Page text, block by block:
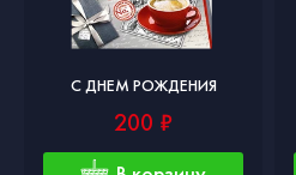
С ДНЕМ РОЖДЕНИЯ
200 ₽